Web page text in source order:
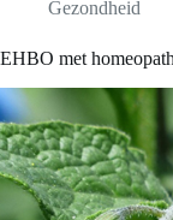
Gezondheid
EHBO met